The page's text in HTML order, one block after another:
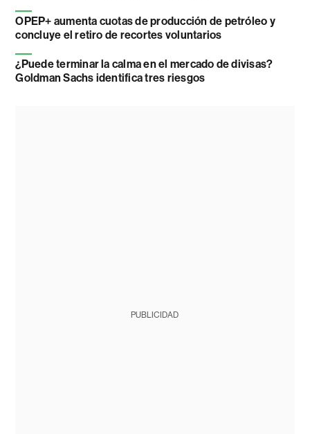
OPEP+ aumenta cuotas de producción de petróleo y
concluye el retiro de recortes voluntarios
¿Puede terminar la calma en el mercado de divisas?
Goldman Sachs identifica tres riesgos
PUBLICIDAD